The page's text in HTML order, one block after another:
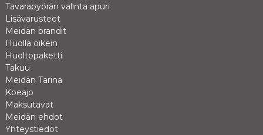
Tavarapyörän valinta apuri
Lisävarusteet
Meidän brandit
Huolla oikein
Huoltopaketti
Takuu
Meidän Tarina
Koeajo
Maksutavat
Meidän ehdot
Yhteystiedot